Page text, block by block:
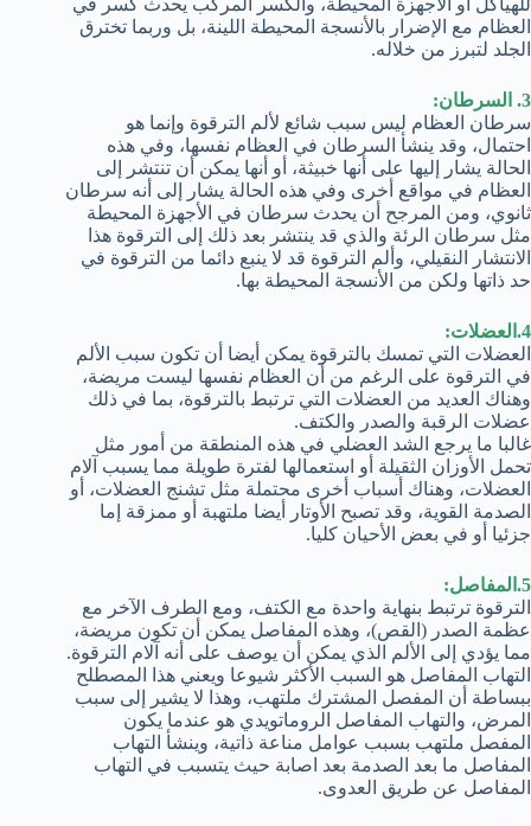
العظام مع الإضرار بالأنسجة المحيطة اللينة، بل وربما تخترق
الجلد لتبرز من خلاله.
3. السرطان:
سرطان العظام ليس سبب شائع لألم الترقوة وإنما هو
احتمال، وقد ينشأ السرطان في العظام نفسها، وفي هذه
الحالة يشار إليها على أنها خبيثة، أو أنها يمكن أن تنتشر إلى
العظام في مواقع أخرى وفي هذه الحالة يشار إلى أنه سرطان
ثانوي، ومن المرجح أن يحدث سرطان في الأجهزة المحيطة
مثل سرطان الرئة والذي قد ينتشر بعد ذلك إلى الترقوة هذا
الانتشار النقيلي، وألم الترقوة قد لا ينبع دائما من الترقوة في
حد ذاتها ولكن من الأنسجة المحيطة بها.
4.العضلات:
العضلات التي تمسك بالترقوة يمكن أيضا أن تكون سبب الألم
في الترقوة على الرغم من أن العظام نفسها ليست مريضة،
وهناك العديد من العضلات التي ترتبط بالترقوة، بما في ذلك
عضلات الرقبة والصدر والكتف.
غالبا ما يرجع الشد العضلي في هذه المنطقة من أمور مثل
تحمل الأوزان الثقيلة أو استعمالها لفترة طويلة مما يسبب آلام
العضلات، وهناك أسباب أخرى محتملة مثل تشنج العضلات، أو
الصدمة القوية، وقد تصبح الأوتار أيضا ملتهبة أو ممزقة إما
جزئيا أو في بعض الأحيان كليا.
5.المفاصل:
الترقوة ترتبط بنهاية واحدة مع الكتف، ومع الطرف الآخر مع
عظمة الصدر (القص)، وهذه المفاصل يمكن أن تكون مريضة،
مما يؤدي إلى الألم الذي يمكن أن يوصف على أنه آلام الترقوة.
التهاب المفاصل هو السبب الأكثر شيوعا ويعني هذا المصطلح
ببساطة أن المفصل المشترك ملتهب، وهذا لا يشير إلى سبب
المرض، والتهاب المفاصل الروماتويدي هو عندما يكون
المفصل ملتهب بسبب عوامل مناعة ذاتية، وينشأ التهاب
المفاصل ما بعد الصدمة بعد اصابة حيث يتسبب في التهاب
المفاصل عن طريق العدوى.